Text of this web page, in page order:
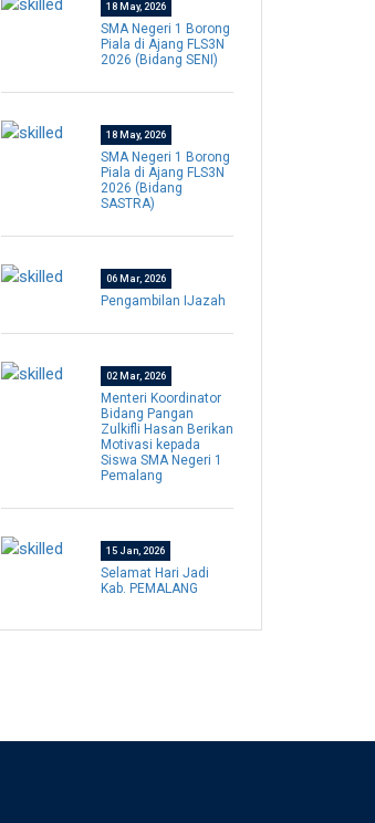
18 May, 2026
SMA Negeri 1 Borong
Piala di Ajang FLS3N
2026 (Bidang SENI)
18 May, 2026
SMA Negeri 1 Borong
Piala di Ajang FLS3N
2026 (Bidang
SASTRA)
06 Mar, 2026
Pengambilan IJazah
02 Mar, 2026
Menteri Koordinator
Bidang Pangan
Zulkifli Hasan Berikan
Motivasi kepada
Siswa SMA Negeri 1
Pemalang
15 Jan, 2026
Selamat Hari Jadi
Kab. PEMALANG